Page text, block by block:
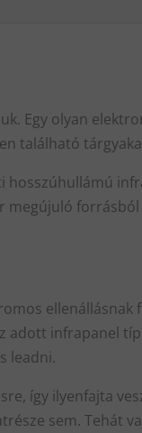
Egy olyan
található
hosszúhullámú
megújuló
adott infrapanel
leadni.
így ilyenfajta
sem. Tehát